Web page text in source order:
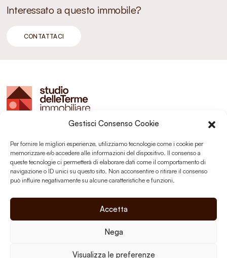
Gestisci Consenso Cookie
Per fornire le migliori esperienze, utilizziamo tecnologie come i cookie per
memorizzare e/o accedere alle informazioni del dispositivo. Il consenso a
queste tecnologie ci permetterà di elaborare dati come il comportamento di
navigazione o ID unici su questo sito. Non acconsentire o ritirare il consenso
può influire negativamente su alcune caratteristiche e funzioni.
Accetta
Nega
Visualizza le preferenze
Interessato a questo immobile?
CONTATTACI
Studio delle Terme sas
P.I. 03203350289
Social